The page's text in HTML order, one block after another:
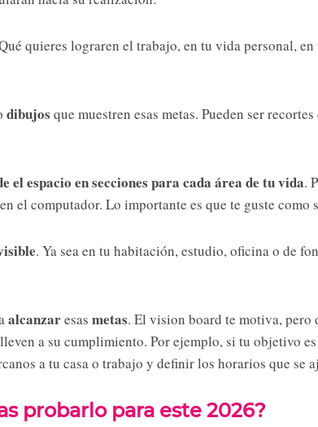
quieres lograren el trabajo, en tu vida personal,
dibujos que muestren esas metas. Pueden ser
el espacio en secciones para cada área de tu vida.
el computador. Lo importante es que te guste como
. Ya sea en tu habitación, estudio, oficina o de
alcanzaresas metas. El vision board te motiva, pero
a su cumplimiento. Por ejemplo, si tu objetivo
a tu casa o trabajo y definir los horarios que se
probarlo para este 2026?